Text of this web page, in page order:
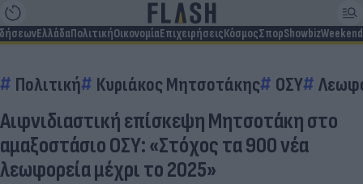
ΕλλάδαΠολιτικήΟικονομίαΕπιχειρήσειςΚόσμοςΣπορShowbizWeekend
Πολιτική Κυριάκος Μητσοτάκης ΟΣΥ
Αιφνιδιαστική επίσκεψη Μητσοτάκη στο
αμαξοστάσιο ΟΣΥ: «Στόχος τα 900 νέα
λεωφορεία μέχρι το 2025»